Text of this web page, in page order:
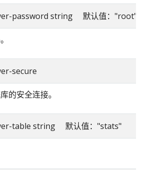
password string 默认值："root"
secure
的安全连接。
table string 默认值："stats"